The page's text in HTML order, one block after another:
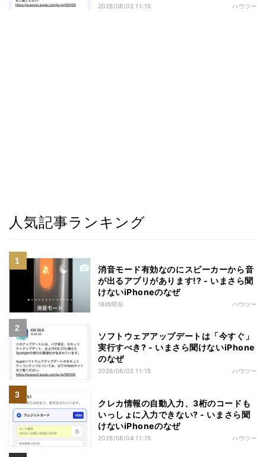
2026/08/02 11:15 ハウツー
人気記事ランキング
消音モード有効なのにスピーカーから音
が出るアプリがあります!? - いまさら聞
けないiPhoneのなぜ
18時間前 ハウツー
ソフトウェアアップデートは「今すぐ」
実行すべき? - いまさら聞けないiPhone
のなぜ
2026/08/02 11:15 ハウツー
クレカ情報の自動入力、3桁のコードも
いっしょに入力できない? - いまさら聞
けないiPhoneのなぜ
2026/08/04 11:15 ハウツー